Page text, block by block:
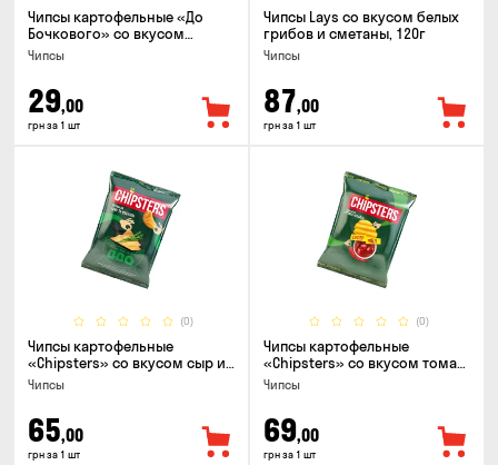
Чипсы картофельные «До
Бочкового» со вкусом
сметаны с зеленью, 100г
Чипсы
29,00
грн за 1 шт
Чипсы Lays со вкусом белых
грибов и сметаны, 120г
Чипсы
87,00
грн за 1 шт
(0)
Чипсы картофельные
«Chipsters» со вкусом сыр и
лук, 95г
Чипсы
65,00
грн за 1 шт
(0)
Чипсы картофельные
«Chipsters» со вкусом томат
спайси, 95г
Чипсы
69,00
грн за 1 шт